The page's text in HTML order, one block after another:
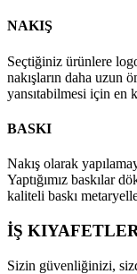
NAKIŞ
Seçtiğiniz ürünlere
nakışların daha uzun
yansıtabilmesi için en
BASKI
Nakış olarak
Yaptığımız baskılar
kaliteli baskı
İŞ
Sizin güvenliğinizi,